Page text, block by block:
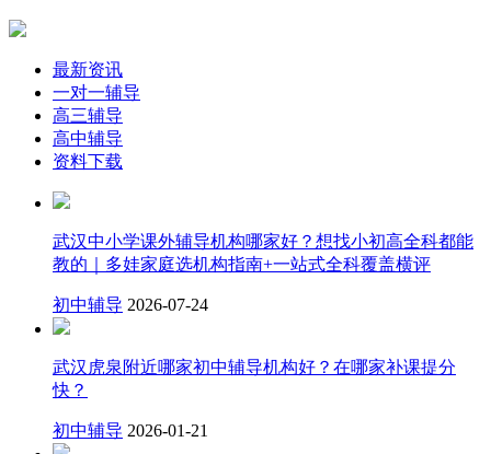
最新资讯
一对一辅导
高三辅导
高中辅导
资料下载
武汉中小学课外辅导机构哪家好？想找小初高全科都能
教的｜多娃家庭选机构指南+一站式全科覆盖横评
初中辅导 2026-07-24
武汉虎泉附近哪家初中辅导机构好？在哪家补课提分
快？
初中辅导 2026-01-21